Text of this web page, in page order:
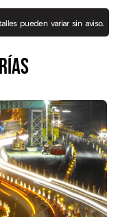
pueden variar sin aviso.